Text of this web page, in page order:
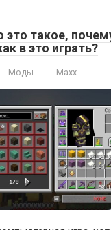
это такое,
в это играть?
Моды Maxx